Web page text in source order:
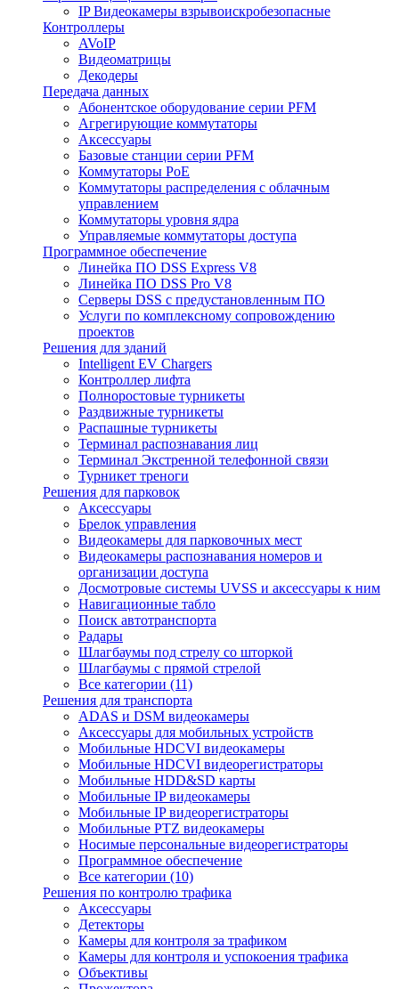
IP Видеокамеры взрывоискробезопасные
Контроллеры
AVoIP
Видеоматрицы
Декодеры
Передача данных
Абонентское оборудование серии PFM
Агрегирующие коммутаторы
Аксессуары
Базовые станции серии PFM
Коммутаторы PoE
Коммутаторы распределения с облачным
управлением
Коммутаторы уровня ядра
Управляемые коммутаторы доступа
Программное обеспечение
Линейка ПО DSS Express V8
Линейка ПО DSS Pro V8
Серверы DSS с предустановленным ПО
Услуги по комплексному сопровождению
проектов
Решения для зданий
Intelligent EV Chargers
Контроллер лифта
Полноростовые турникеты
Раздвижные турникеты
Распашные турникеты
Терминал распознавания лиц
Терминал Экстренной телефонной связи
Турникет треноги
Решения для парковок
Аксессуары
Брелок управления
Видеокамеры для парковочных мест
Видеокамеры распознавания номеров и
организации доступа
Досмотровые системы UVSS и аксессуары к ним
Навигационные табло
Поиск автотранспорта
Радары
Шлагбаумы под стрелу со шторкой
Шлагбаумы с прямой стрелой
Все категории (11)
Решения для транспорта
ADAS и DSM видеокамеры
Аксессуары для мобильных устройств
Мобильные HDCVI видеокамеры
Мобильные HDCVI видеорегистраторы
Мобильные HDD&SD карты
Мобильные IP видеокамеры
Мобильные IP видеорегистраторы
Мобильные PTZ видеокамеры
Носимые персональные видеорегистраторы
Программное обеспечение
Все категории (10)
Решения по контролю трафика
Аксессуары
Детекторы
Камеры для контроля за трафиком
Камеры для контроля и успокоения трафика
Объективы